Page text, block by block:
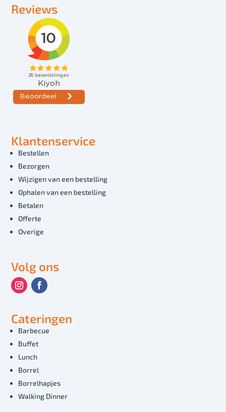
Reviews
Klantenservice
Bestellen
Bezorgen
Wijzigen van een bestelling
Ophalen van een bestelling
Betalen
Offerte
Overige
Volg ons
Cateringen
Barbecue
Buffet
Lunch
Borrel
Borrelhapjes
Walking Dinner